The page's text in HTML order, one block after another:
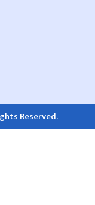
Reserved.